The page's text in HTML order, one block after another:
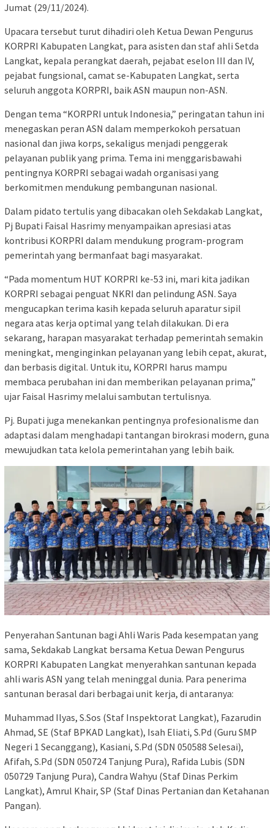
Jumat (29/11/2024).
Upacara tersebut turut dihadiri oleh Ketua Dewan Pengurus
KORPRI Kabupaten Langkat, para asisten dan staf ahli Setda
Langkat, kepala perangkat daerah, pejabat eselon III dan IV,
pejabat fungsional, camat se-Kabupaten Langkat, serta
seluruh anggota KORPRI, baik ASN maupun non-ASN.
Dengan tema “KORPRI untuk Indonesia,” peringatan tahun ini
menegaskan peran ASN dalam memperkokoh persatuan
nasional dan jiwa korps, sekaligus menjadi penggerak
pelayanan publik yang prima. Tema ini menggarisbawahi
pentingnya KORPRI sebagai wadah organisasi yang
berkomitmen mendukung pembangunan nasional.
Dalam pidato tertulis yang dibacakan oleh Sekdakab Langkat,
Pj Bupati Faisal Hasrimy menyampaikan apresiasi atas
kontribusi KORPRI dalam mendukung program-program
pemerintah yang bermanfaat bagi masyarakat.
“Pada momentum HUT KORPRI ke-53 ini, mari kita jadikan
KORPRI sebagai penguat NKRI dan pelindung ASN. Saya
mengucapkan terima kasih kepada seluruh aparatur sipil
negara atas kerja optimal yang telah dilakukan. Di era
sekarang, harapan masyarakat terhadap pemerintah semakin
meningkat, menginginkan pelayanan yang lebih cepat, akurat,
dan berbasis digital. Untuk itu, KORPRI harus mampu
membaca perubahan ini dan memberikan pelayanan prima,”
ujar Faisal Hasrimy melalui sambutan tertulisnya.
Pj. Bupati juga menekankan pentingnya profesionalisme dan
adaptasi dalam menghadapi tantangan birokrasi modern, guna
mewujudkan tata kelola pemerintahan yang lebih baik.
Penyerahan Santunan bagi Ahli Waris Pada kesempatan yang
sama, Sekdakab Langkat bersama Ketua Dewan Pengurus
KORPRI Kabupaten Langkat menyerahkan santunan kepada
ahli waris ASN yang telah meninggal dunia. Para penerima
santunan berasal dari berbagai unit kerja, di antaranya:
Muhammad Ilyas, S.Sos (Staf Inspektorat Langkat), Fazarudin
Ahmad, SE (Staf BPKAD Langkat), Isah Eliati, S.Pd (Guru SMP
Negeri 1 Secanggang), Kasiani, S.Pd (SDN 050588 Selesai),
Afifah, S.Pd (SDN 050724 Tanjung Pura), Rafida Lubis (SDN
050729 Tanjung Pura), Candra Wahyu (Staf Dinas Perkim
Langkat), Amrul Khair, SP (Staf Dinas Pertanian dan Ketahanan
Pangan).